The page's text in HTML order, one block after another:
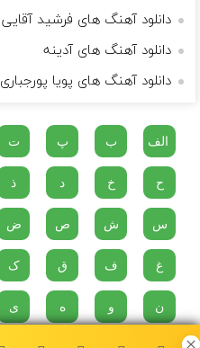
دانلود آهنگ های فرشید آقایی
دانلود آهنگ های آدینه
دانلود آهنگ های پویا پورجباری
الف ب پ ت
ح خ د ذ
س ش ص ض
غ ف ق ک
ن و ه ی